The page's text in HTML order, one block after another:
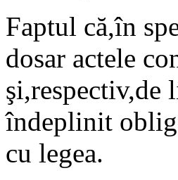
Faptul că,în
dosar actele
şi,respectiv,de
îndeplinit
cu legea.